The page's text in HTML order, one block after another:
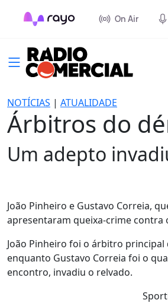
On Air
NOTÍCIAS | ATUALIDADE
Árbitros do
Um adepto
João Pinheiro e Gustavo Correia,
apresentaram queixa-crime
João Pinheiro foi o árbitro
enquanto Gustavo Correia foi o
encontro, invadiu o relvado.